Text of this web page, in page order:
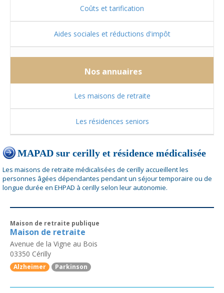
Coûts et tarification
Aides sociales et réductions d'impôt
Nos annuaires
Les maisons de retraite
Les résidences seniors
MAPAD sur cerilly et résidence médicalisée
Les maisons de retraite médicalisées de cerilly accueillent les
personnes âgées dépendantes pendant un séjour temporaire ou de
longue durée en EHPAD à cerilly selon leur autonomie.
Maison de retraite publique
Maison de retraite
Avenue de la Vigne au Bois
03350 Cérilly
Alzheimer Parkinson